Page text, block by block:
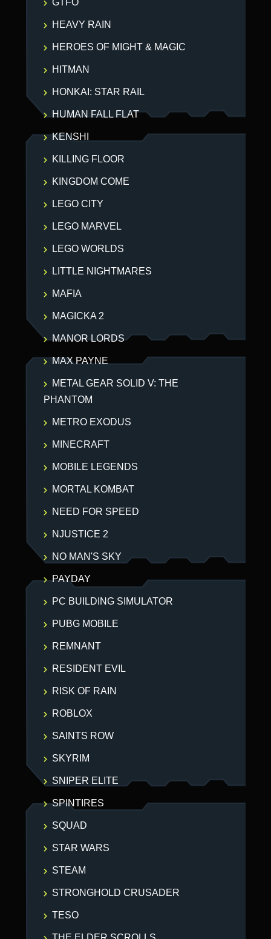
GTFO
HEAVY RAIN
HEROES OF MIGHT & MAGIC
HITMAN
HONKAI: STAR RAIL
HUMAN FALL FLAT
KENSHI
KILLING FLOOR
KINGDOM COME
LEGO CITY
LEGO MARVEL
LEGO WORLDS
LITTLE NIGHTMARES
MAFIA
MAGICKA 2
MANOR LORDS
MAX PAYNE
METAL GEAR SOLID V: THE
PHANTOM
METRO EXODUS
MINECRAFT
MOBILE LEGENDS
MORTAL KOMBAT
NEED FOR SPEED
NJUSTICE 2
NO MAN'S SKY
PAYDAY
PC BUILDING SIMULATOR
PUBG MOBILE
REMNANT
RESIDENT EVIL
RISK OF RAIN
ROBLOX
SAINTS ROW
SKYRIM
SNIPER ELITE
SPINTIRES
SQUAD
STAR WARS
STEAM
STRONGHOLD CRUSADER
TESO